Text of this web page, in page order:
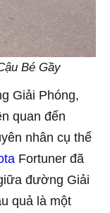
Bé Gầy
Giải Phóng,
quan đến
nhân cụ thể
Fortuner đã
đường Giải
quả là một